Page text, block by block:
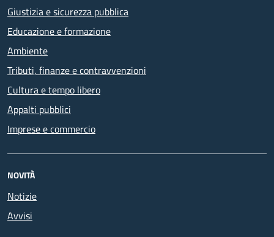
Giustizia e sicurezza pubblica
Educazione e formazione
Ambiente
Tributi, finanze e contravvenzioni
Cultura e tempo libero
Appalti pubblici
Imprese e commercio
NOVITÀ
Notizie
Avvisi